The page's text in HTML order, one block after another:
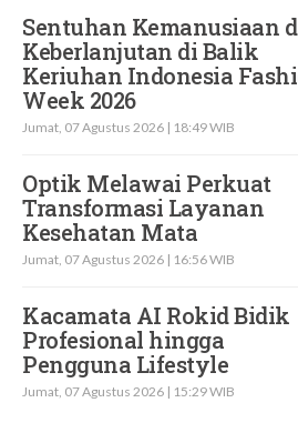
Sentuhan Kemanusiaan
Keberlanjutan di Balik
Keriuhan Indonesia
Week 2026
Jumat, 07 Agustus 2026 | 18:49 WIB
Optik Melawai Perkuat
Transformasi Layanan
Kesehatan Mata
Jumat, 07 Agustus 2026 | 16:56 WIB
Kacamata AI Rokid Bidik
Profesional hingga
Pengguna Lifestyle
Jumat, 07 Agustus 2026 | 15:29 WIB